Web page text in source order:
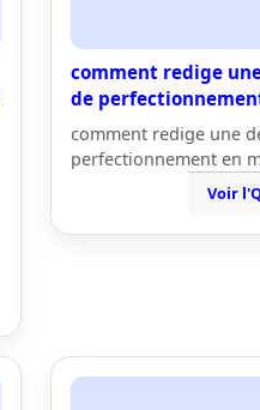
comment redige
de
comment redige une
perfectionnement en
Voir